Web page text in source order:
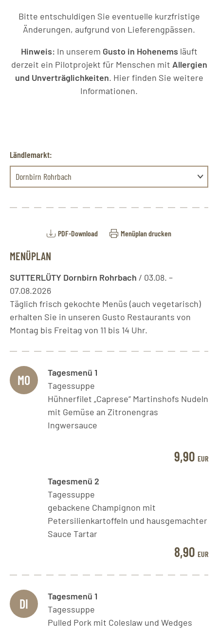
Bitte entschuldigen Sie eventuelle kurzfristige
Änderungen, aufgrund von Lieferengpässen.
Hinweis: In unserem Gusto in Hohenemsläuft
derzeit ein Pilotprojekt für Menschen mit Allergien
und Unverträglichkeiten. Hier finden Sie weitere
Informationen.
Ländlemarkt:
Dornbirn Rohrbach
PDF-Download Menüplan drucken
MENÜPLAN
SUTTERLÜTY Dornbirn Rohrbach / 03.08. –
07.08.2026
Täglich frisch gekochte Menüs (auch vegetarisch)
erhalten Sie in unseren Gusto Restaurants von
Montag bis Freitag von 11 bis 14 Uhr.
MO
Tagesmenü 1
Tagessuppe
Hühnerfilet „Caprese“ Martinshofs Nudeln
mit Gemüse an Zitronengras
Ingwersauce
9,90 EUR
Tagesmenü 2
Tagessuppe
gebackene Champignon mit
Petersilienkartoffeln und hausgemachter
Sauce Tartar
8,90 EUR
DI
Tagesmenü 1
Tagessuppe
Pulled Pork mit Coleslaw und Wedges